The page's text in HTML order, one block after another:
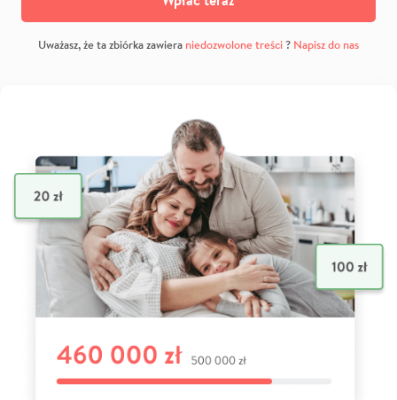
Uważasz, że ta zbiórka zawiera niedozwolone treści? Napisz do nas